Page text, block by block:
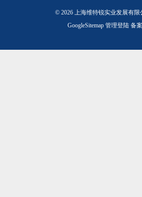
© 2026 上海维特锐实业发展有
GoogleSitemap 管理登陆 备